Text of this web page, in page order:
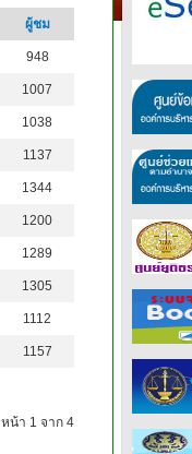
ผู้ชม
948
1007
1038
1137
1344
1200
1289
1305
1112
1157
หน้า 1 จาก 4